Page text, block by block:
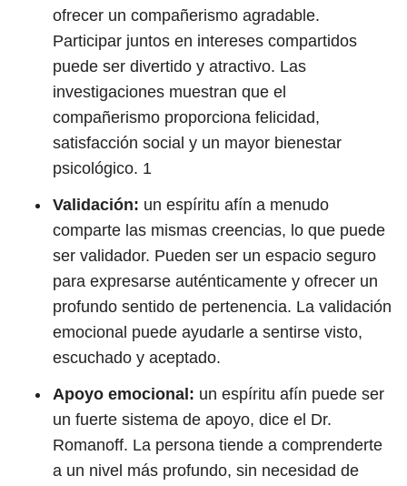
ofrecer un compañerismo agradable.
Participar juntos en intereses compartidos
puede ser divertido y atractivo. Las
investigaciones muestran que el
compañerismo proporciona felicidad,
satisfacción social y un mayor bienestar
psicológico. 1
Validación: un espíritu afín a menudo
comparte las mismas creencias, lo que puede
ser validador. Pueden ser un espacio seguro
para expresarse auténticamente y ofrecer un
profundo sentido de pertenencia. La validación
emocional puede ayudarle a sentirse visto,
escuchado y aceptado.
Apoyo emocional: un espíritu afín puede ser
un fuerte sistema de apoyo, dice el Dr.
Romanoff. La persona tiende a comprenderte
a un nivel más profundo, sin necesidad de